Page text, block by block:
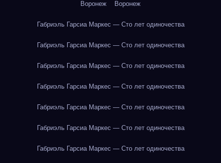
Воронеж Воронеж
Габриэль Гарсиа Маркес — Сто лет одиночества
Габриэль Гарсиа Маркес — Сто лет одиночества
Габриэль Гарсиа Маркес — Сто лет одиночества
Габриэль Гарсиа Маркес — Сто лет одиночества
Габриэль Гарсиа Маркес — Сто лет одиночества
Габриэль Гарсиа Маркес — Сто лет одиночества
Габриэль Гарсиа Маркес — Сто лет одиночества